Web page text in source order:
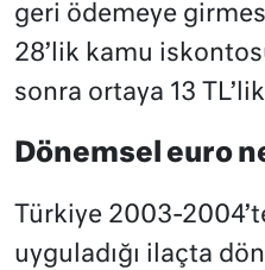
geri ödemeye
28’lik kamu
sonra ortaya 13
Dönemsel euro
Türkiye 2003-
uyguladığı ilaçta